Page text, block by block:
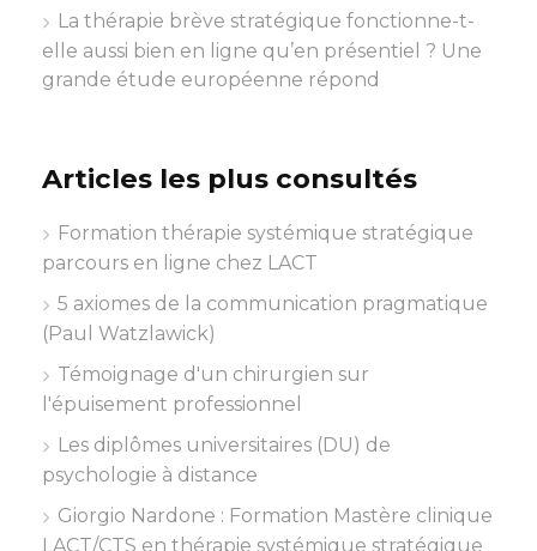
La thérapie brève stratégique fonctionne-t-
elle aussi bien en ligne qu’en présentiel ? Une
grande étude européenne répond
Articles les plus consultés
Formation thérapie systémique stratégique
parcours en ligne chez LACT
5 axiomes de la communication pragmatique
(Paul Watzlawick)
Témoignage d'un chirurgien sur
l'épuisement professionnel
Les diplômes universitaires (DU) de
psychologie à distance
Giorgio Nardone : Formation Mastère clinique
LACT/CTS en thérapie systémique stratégique